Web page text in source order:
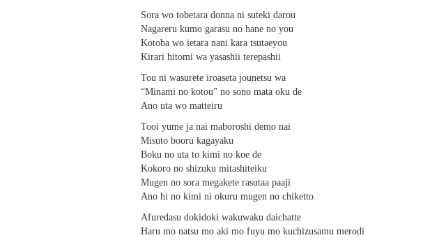
Sora wo tobetara donna ni suteki darou
Nagareru kumo garasu no hane no you
Kotoba wo ietara nani kara tsutaeyou
Kirari hitomi wa yasashii terepashii
Tou ni wasurete iroaseta jounetsu wa
“Minami no kotou” no sono mata oku de
Ano uta wo matteiru
Tooi yume ja nai maboroshi demo nai
Misuto booru kagayaku
Boku no uta to kimi no koe de
Kokoro no shizuku mitashiteiku
Mugen no sora megakete rasutaa paaji
Ano hi no kimi ni okuru mugen no chiketto
Afuredasu dokidoki wakuwaku daichatte
Haru mo natsu mo aki mo fuyu mo kuchizusamu merodi